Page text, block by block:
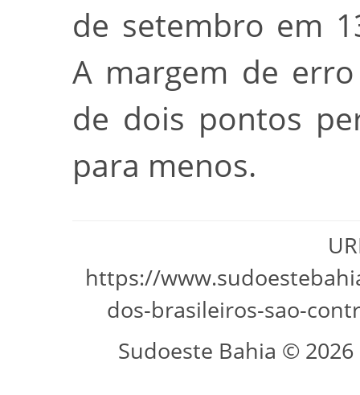
de setembro em
A margem de
de dois pontos
para menos.
https://
dos-brasileiros-sao-
Sudoeste Bahia ©